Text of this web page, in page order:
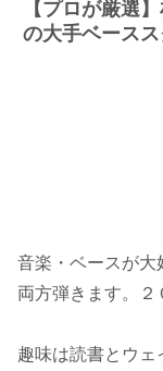
【プロが厳選
の大手ベース
音楽・ベースが大
両方弾きます。２
趣味は読書とウェ